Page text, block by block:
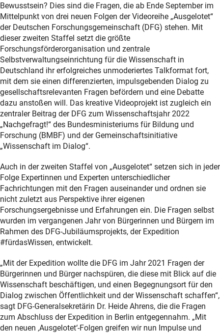
Bewusstsein? Dies sind die Fragen, die ab Ende September im
Mittelpunkt von drei neuen Folgen der Videoreihe „Ausgelotet“
der Deutschen Forschungsgemeinschaft (DFG) stehen. Mit
dieser zweiten Staffel setzt die größte
Forschungsförderorganisation und zentrale
Selbstverwaltungseinrichtung für die Wissenschaft in
Deutschland ihr erfolgreiches unmoderiertes Talkformat fort,
mit dem sie einen differenzierten, impulsgebenden Dialog zu
gesellschaftsrelevanten Fragen befördern und eine Debatte
dazu anstoßen will. Das kreative Videoprojekt ist zugleich ein
zentraler Beitrag der DFG zum Wissenschaftsjahr 2022
„Nachgefragt!“ des Bundesministeriums für Bildung und
Forschung (BMBF) und der Gemeinschaftsinitiative
„Wissenschaft im Dialog“.
Auch in der zweiten Staffel von „Ausgelotet“ setzen sich in jeder
Folge Expertinnen und Experten unterschiedlicher
Fachrichtungen mit den Fragen auseinander und ordnen sie
nicht zuletzt aus Perspektive ihrer eigenen
Forschungsergebnisse und Erfahrungen ein. Die Fragen selbst
wurden im vergangenen Jahr von Bürgerinnen und Bürgern im
Rahmen des DFG-Jubiläumsprojekts, der Expedition
#fürdasWissen, entwickelt.
„Mit der Expedition wollte die DFG im Jahr 2021 Fragen der
Bürgerinnen und Bürger nachspüren, die diese mit Blick auf die
Wissenschaft beschäftigen, und einen Begegnungsort für den
Dialog zwischen Öffentlichkeit und der Wissenschaft schaffen“,
sagt DFG-Generalsekretärin Dr. Heide Ahrens, die die Fragen
zum Abschluss der Expedition in Berlin entgegennahm. „Mit
den neuen ‚Ausgelotet‘-Folgen greifen wir nun Impulse und